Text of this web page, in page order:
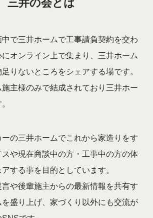
三井の会とは
で三井ホームで工事請負契約を交わ
オンライン上で集まり、三井ホーム
りないところをシェアする場です。
主様のみで結成されており三井ホー
の三井ホームでこれから家造りをす
や現在商談中の方・工事中の方の体
する事を目的としています。
や後輩施主からの最新情報を共有す
盛り上げ、家づくり以外にも交流が